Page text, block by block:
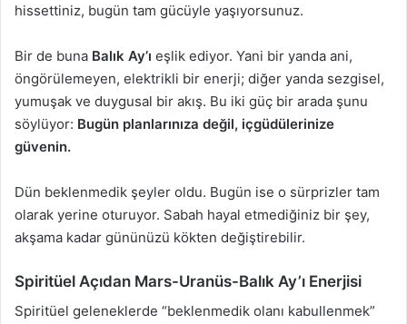
hissettiniz, bugün tam gücüyle yaşıyorsunuz.
Bir de buna Balık Ay’ı eşlik ediyor. Yani bir yanda ani,
öngörülemeyen, elektrikli bir enerji; diğer yanda sezgisel,
yumuşak ve duygusal bir akış. Bu iki güç bir arada şunu
söylüyor: Bugün planlarınıza değil, içgüdülerinize
güvenin.
Dün beklenmedik şeyler oldu. Bugün ise o sürprizler tam
olarak yerine oturuyor. Sabah hayal etmediğiniz bir şey,
akşama kadar gününüzü kökten değiştirebilir.
Spiritüel Açıdan Mars-Uranüs-Balık Ay’ı Enerjisi
Spiritüel geleneklerde “beklenmedik olanı kabullenmek”